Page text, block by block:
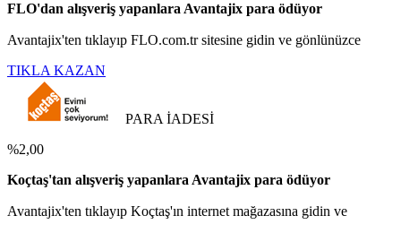
FLO'dan alışveriş yapanlara Avantajix para ödüyor
Avantajix'ten tıklayıp FLO.com.tr sitesine gidin ve gönlünüzce
TIKLA KAZAN
PARA İADESİ
%2,00
Koçtaş'tan alışveriş yapanlara Avantajix para ödüyor
Avantajix'ten tıklayıp Koçtaş'ın internet mağazasına gidin ve